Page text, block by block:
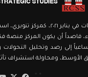
تأسس مركز رع للدراسات في
قاصداً أن يكون المركز منصة
إلى رصد وتحليل التحولات
ومحاولة استشراف